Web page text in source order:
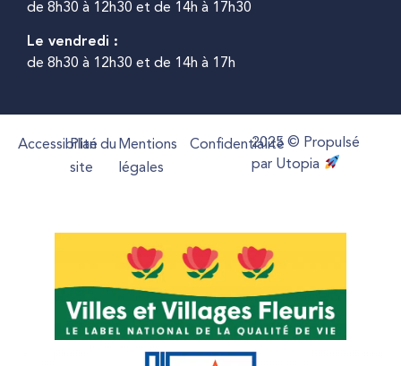
de 8h30 à 12h30 et de 14h à 17h30
Le vendredi :
de 8h30 à 12h30 et de 14h à 17h
Accessibilité
Plan du
site
Mentions
légales
Confidentialité2025 © Propulsé
par Utopia